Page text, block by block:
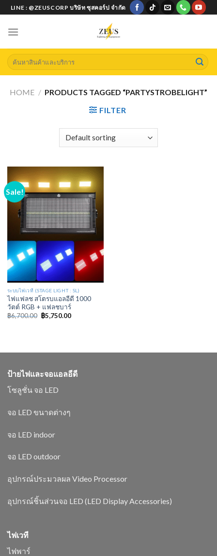
Skip
to
content
LINE : @ZEUSCORP บริษัท ซุสคอร์ป จำกัด
Search
for:
HOME / PRODUCTS TAGGED “PARTYSTROBELIGHT”
FILTER
Sale!
ระบบไฟเวที (STAGE LIGHT : SL)
ไฟแฟลช สโตรบแอลอีดี 1000
วัตต์ RGB + แฟลชบาร์
฿6,700.00 ฿5,750.00
ป้ายไฟและจอแอลอีดี
โซลูชั่น จอ LED
จอ LED ขนาดต่างๆ
จอ LED indoor
จอ LED outdoor
อุปกรณ์ประมวลผล Video Processor
อุปกรณ์ชิ้นส่วนจอ LED (LED Display Accessories)
ไฟเวที
ไฟพาร์